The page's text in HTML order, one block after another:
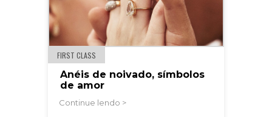
FIRST CLASS
Anéis de noivado, símbolos
de amor
Continue lendo >